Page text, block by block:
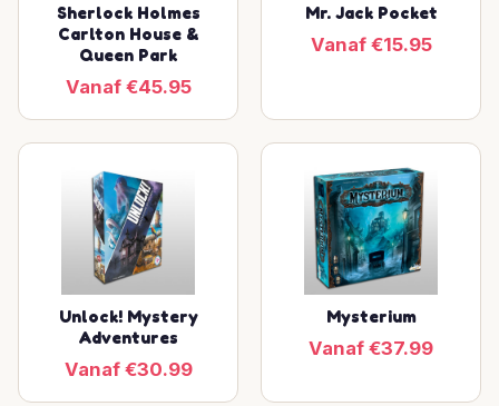
Sherlock Holmes
Carlton House &
Queen Park
Vanaf €45.95
Mr. Jack Pocket
Vanaf €15.95
Unlock! Mystery
Adventures
Vanaf €30.99
Mysterium
Vanaf €37.99